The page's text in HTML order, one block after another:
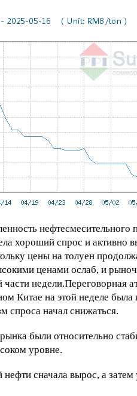
нефтесмесительного
хороший спрос и активно
цены на толуен
ценами ослаб, и
части недели.Переговорная
Китае на этой неделе
спроса начал снижаться.
были относительно
уровне.
сначала вырос, а затем